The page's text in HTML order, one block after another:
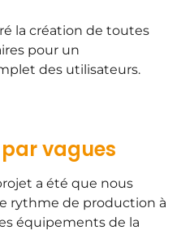
la création de toutes
pour un
des utilisateurs.
vagues
a été que nous
rythme de production à
équipements de la